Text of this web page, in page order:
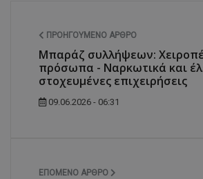
ΠΡΟΗΓΟΎΜΕΝΟ ΆΡΘΡΟ
Μπαράζ συλλήψεων:
πρόσωπα - Ναρκωτικά και
στοχευμένες επιχειρήσεις
09.06.2026 - 06:31
ΕΠΌΜΕΝΟ ΆΡΘΡΟ